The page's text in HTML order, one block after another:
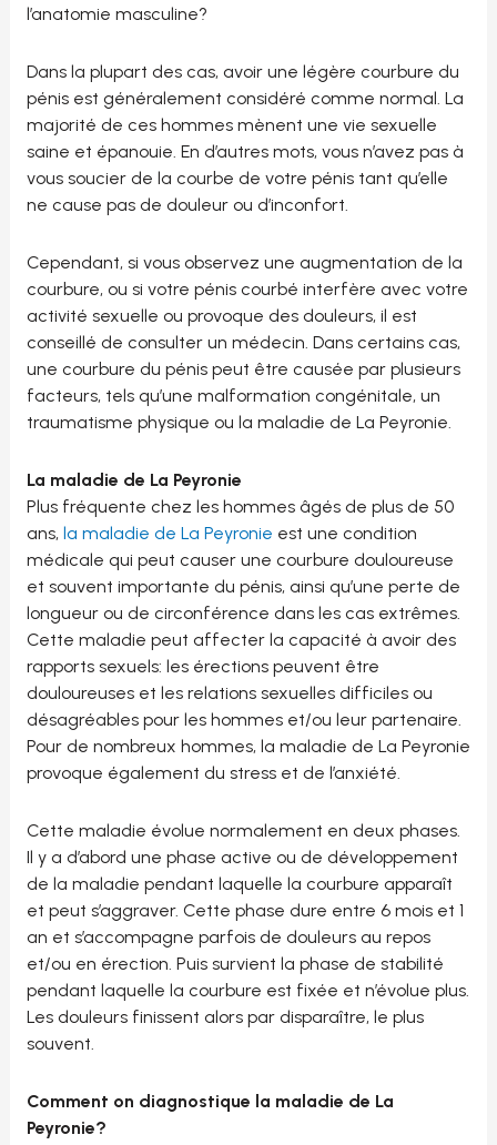
l’anatomie masculine?
Dans la plupart des cas, avoir une légère courbure du
pénis est généralement considéré comme normal. La
majorité de ces hommes mènent une vie sexuelle
saine et épanouie. En d’autres mots, vous n’avez pas à
vous soucier de la courbe de votre pénis tant qu’elle
ne cause pas de douleur ou d’inconfort.
Cependant, si vous observez une augmentation de la
courbure, ou si votre pénis courbé interfère avec votre
activité sexuelle ou provoque des douleurs, il est
conseillé de consulter un médecin. Dans certains cas,
une courbure du pénis peut être causée par plusieurs
facteurs, tels qu’une malformation congénitale, un
traumatisme physique ou la maladie de La Peyronie.
La maladie de La Peyronie
Plus fréquente chez les hommes âgés de plus de 50
ans, la maladie de La Peyronie est une condition
médicale qui peut causer une courbure douloureuse
et souvent importante du pénis, ainsi qu’une perte de
longueur ou de circonférence dans les cas extrêmes.
Cette maladie peut affecter la capacité à avoir des
rapports sexuels: les érections peuvent être
douloureuses et les relations sexuelles difficiles ou
désagréables pour les hommes et/ou leur partenaire.
Pour de nombreux hommes, la maladie de La Peyronie
provoque également du stress et de l’anxiété.
Cette maladie évolue normalement en deux phases.
Il y a d’abord une phase active ou de développement
de la maladie pendant laquelle la courbure apparaît
et peut s’aggraver. Cette phase dure entre 6 mois et 1
an et s’accompagne parfois de douleurs au repos
et/ou en érection. Puis survient la phase de stabilité
pendant laquelle la courbure est fixée et n’évolue plus.
Les douleurs finissent alors par disparaître, le plus
souvent.
Comment on diagnostique la maladie de La
Peyronie?